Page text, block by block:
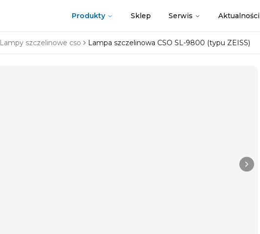
Produkty Sklep Serwis Aktualności
Lampy szczelinowe cso Lampa szczelinowa CSO SL-9800 (typu ZEISS)